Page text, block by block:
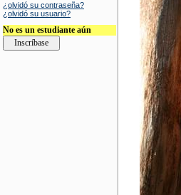
¿olvidó su contraseña?
¿olvidó su usuario?
No es un estudiante aún